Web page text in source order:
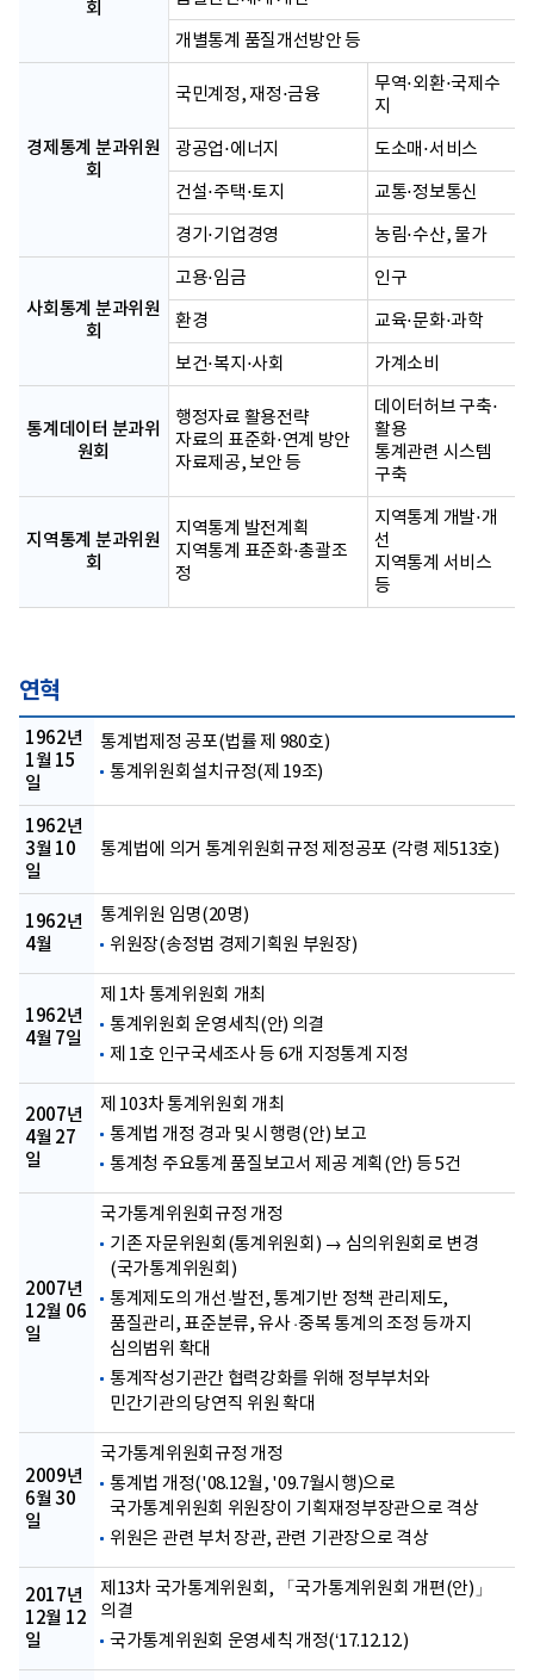
회
개별통계 품질개선방안 등
경제통계 분과위원
회
국민계정, 재정⋅금융
무역⋅외환⋅국제수
지
광공업⋅에너지 도소매⋅서비스
건설⋅주택⋅토지 교통⋅정보통신
경기⋅기업경영 농림⋅수산, 물가
사회통계 분과위원
회
고용⋅임금 인구
환경 교육⋅문화⋅과학
보건⋅복지⋅사회 가계소비
통계데이터 분과위
원회
행정자료 활용전략
자료의 표준화⋅연계 방안
자료제공, 보안 등
데이터허브 구축⋅
활용
통계관련 시스템
구축
지역통계 분과위원
회
지역통계 발전계획
지역통계 표준화⋅총괄조
정
지역통계 개발⋅개
선
지역통계 서비스
등
연혁
1962년
1월 15
일
통계법제정 공포(법률 제 980호)
통계위원회설치규정(제 19조)
1962년
3월 10
일
통계법에 의거 통계위원회규정 제정공포 (각령 제513호)
1962년
4월
통계위원 임명(20명)
위원장(송정범 경제기획원 부원장)
1962년
4월 7일
제 1차 통계위원회 개최
통계위원회 운영세칙(안) 의결
제 1호 인구국세조사 등 6개 지정통계 지정
2007년
4월 27
일
제 103차 통계위원회 개최
통계법 개정 경과 및 시행령(안) 보고
통계청 주요통계 품질보고서 제공 계획(안) 등 5건
2007년
12월 06
일
국가통계위원회규정 개정
기존 자문위원회(통계위원회) → 심의위원회로 변경
(국가통계위원회)
통계제도의 개선·발전, 통계기반 정책 관리제도,
품질관리, 표준분류, 유사 ·중복 통계의 조정 등까지
심의범위 확대
통계작성기관간 협력강화를 위해 정부부처와
민간기관의 당연직 위원 확대
2009년
6월 30
일
국가통계위원회규정 개정
통계법 개정('08.12월, '09.7월시행)으로
국가통계위원회 위원장이 기획재정부장관으로 격상
위원은 관련 부처 장관, 관련 기관장으로 격상
2017년
12월 12
일
제13차 국가통계위원회, 「국가통계위원회 개편(안)」
의결
국가통계위원회 운영세칙 개정(‘17.12.12.)